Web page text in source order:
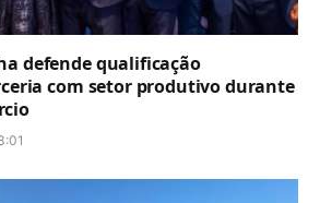
defende qualificação
com setor produtivo durante